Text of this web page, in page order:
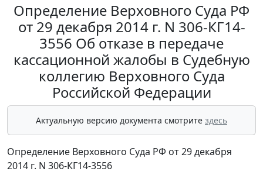
Определение Верховного Суда РФ
от 29 декабря 2014 г. N 306-КГ14-
3556 Об отказе в передаче
кассационной жалобы в Судебную
коллегию Верховного Суда
Российской Федерации
Актуальную версию документа смотрите здесь
Определение Верховного Суда РФ от 29 декабря
2014 г. N 306-КГ14-3556